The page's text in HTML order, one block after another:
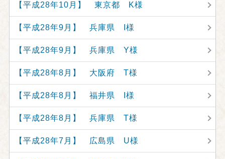
【平成28年10月】 東京都 K様
【平成28年9月】 兵庫県 I様
【平成28年9月】 兵庫県 Y様
【平成28年8月】 大阪府 T様
【平成28年8月】 福井県 I様
【平成28年8月】 兵庫県 T様
【平成28年7月】 広島県 U様